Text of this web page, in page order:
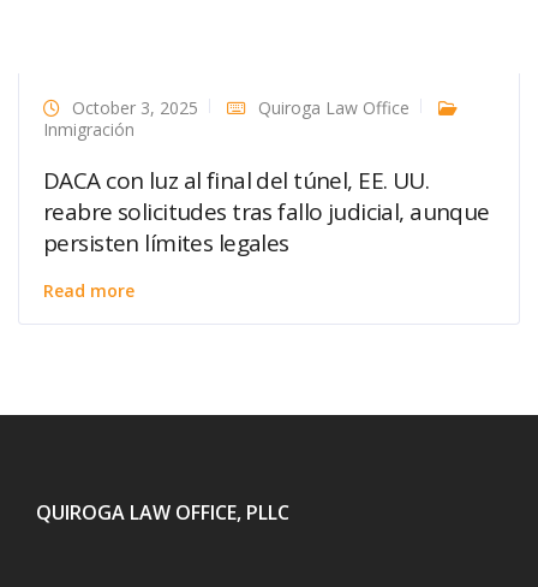
October 3, 2025
Quiroga Law Office
Inmigración
DACA con luz al final del túnel, EE. UU.
reabre solicitudes tras fallo judicial, aunque
persisten límites legales
Read more
QUIROGA LAW OFFICE, PLLC